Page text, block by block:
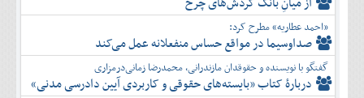
«احمد عطاریه» مطرح کرد:
صداوسیما در مواقع حساس منفعلانه عمل می‌کند
گفتگو با نویسنده و حقوقدان مازندرانی، محمدرضا زمانی‌درمزاری
دربارۀ کتاب ”بایسته‌های حقوقی و کاربردی آیین دادرسی مدنی»